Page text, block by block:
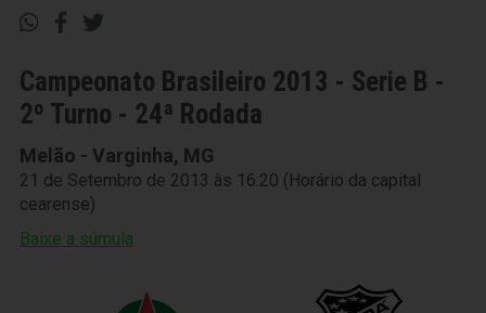
Campeonato Brasileiro 2013 - Serie B -
2º Turno - 24ª Rodada
Melão - Varginha, MG
21 de Setembro de 2013 às 16:20 (Horário da capital
cearense)
Baixe a súmula